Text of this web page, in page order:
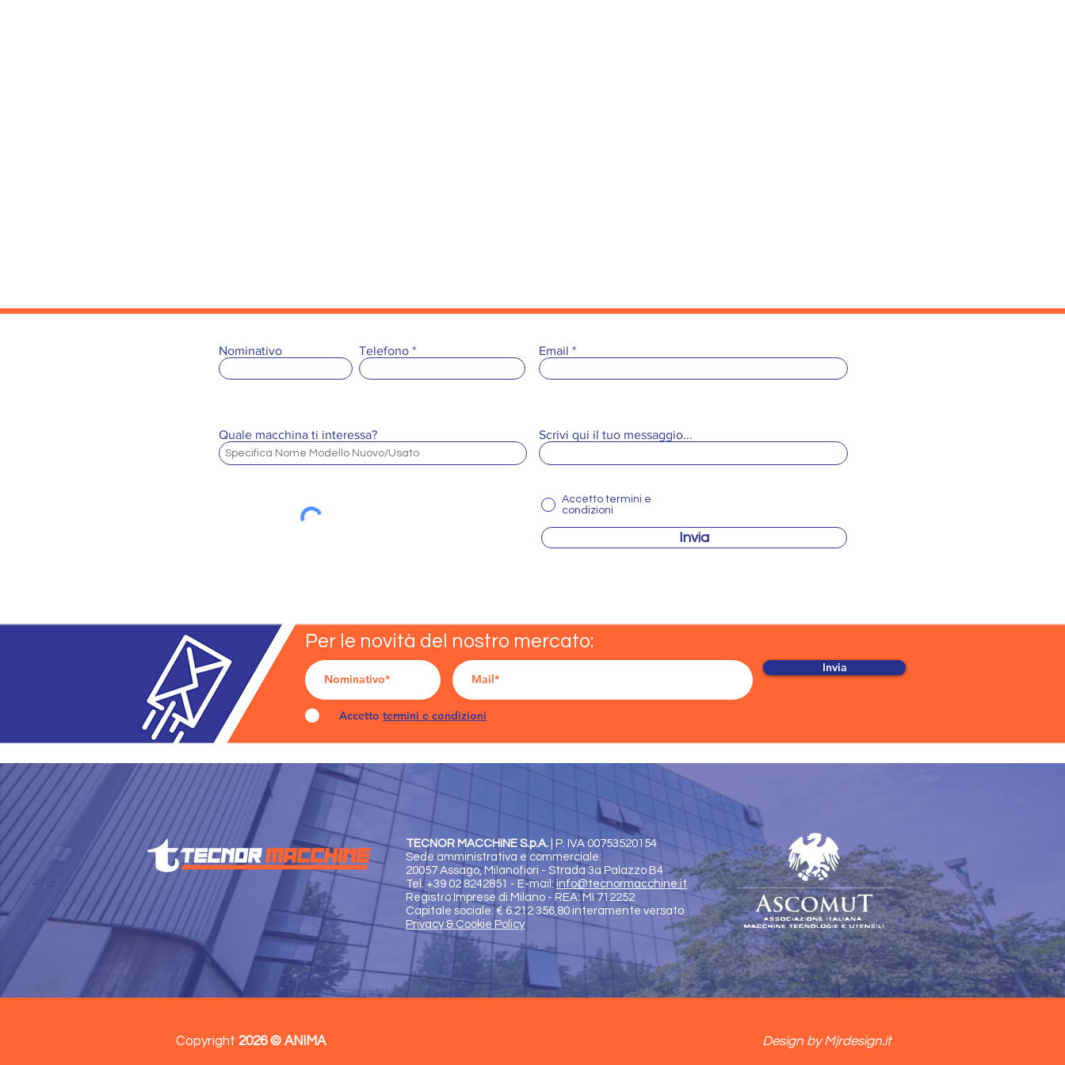
Nominativo Telefono
Quale macchina ti interessa?
Email
Scrivi qui il tuo messaggio...
Accetto termini e
condizioni
Invia
Per le novità del nostro mercato:
Invia
Accetto termini e condizioni
TECNOR MACCHINE S.p.A.
P. IVA 00753520154
Sede amministrativa e commerciale:
20057 Assago, Milanofiori - Strada 3a Palazzo B4
Tel. +39 02 8242851 - E-mail: info@tecnormacchine.it
Registro Imprese di Milano - REA: MI 712252
Capitale sociale: € 6.212.356,80 interamente versato
Privacy & Cookie Policy
Copyright 2026 © ANIMA Design by Mjrdesign.it